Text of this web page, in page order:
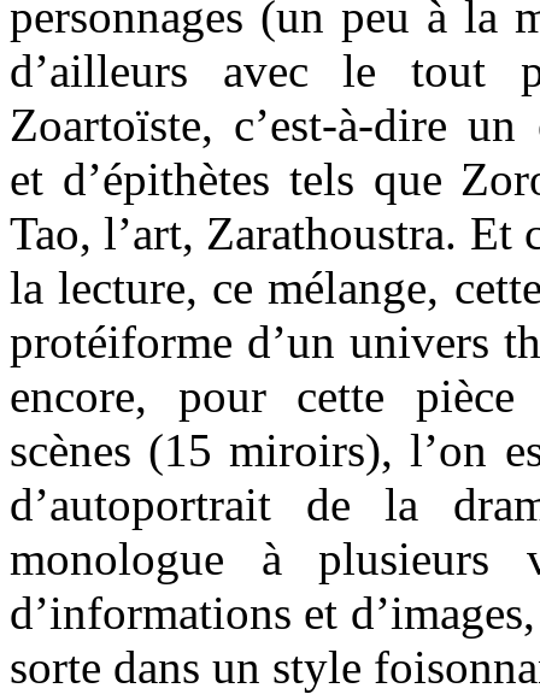
personnages (un peu à la
d’ailleurs avec le tout
Zoartoïste, c’est-à-dire un
et d’épithètes tels que
Tao, l’art, Zarathoustra. Et
la lecture, ce mélange,
protéiforme d’un univers
encore, pour cette
scènes (15 miroirs), l’on
d’autoportrait de la
monologue à
d’informations et
sorte dans un style